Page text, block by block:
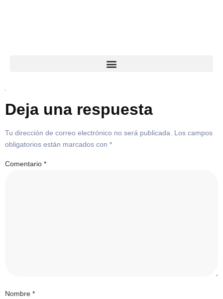
Deja una respuesta
Tu dirección de correo electrónico no será publicada.
Los campos
obligatorios están marcados con *
Comentario *
Nombre *